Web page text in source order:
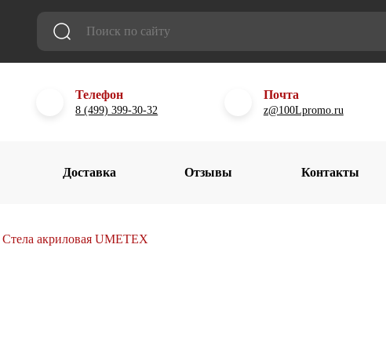
Телефон
8 (499) 399-30-32
Почта
z@100Lpromo.ru
Доставка Отзывы Контакты
Стела акриловая UMETEX